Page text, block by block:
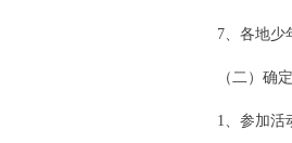
7、各地少年
（二）确
1、参加活动